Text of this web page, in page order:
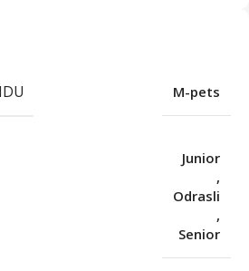
M-pets
Junior
,
Odrasli
,
Senior